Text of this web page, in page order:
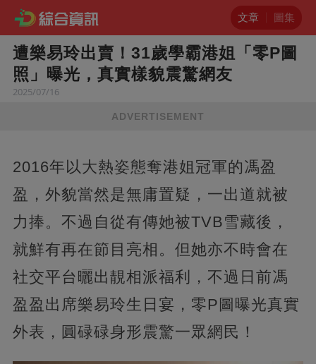
文章 圖集
遭樂易玲出賣！31歲學霸港姐「零P圖
照」曝光，真實樣貌震驚網友
2025/07/16
ADVERTISEMENT
2016年以大熱姿態奪港姐冠軍的馮盈
盈，外貌當然是無庸置疑，一出道就被
力捧。不過自從有傳她被TVB雪藏後，
就鮮有再在節目亮相。但她亦不時會在
社交平台曬出靚相派福利，不過日前馮
盈盈出席樂易玲生日宴，零P圖曝光真實
外表，圓碌碌身形震驚一眾網民！